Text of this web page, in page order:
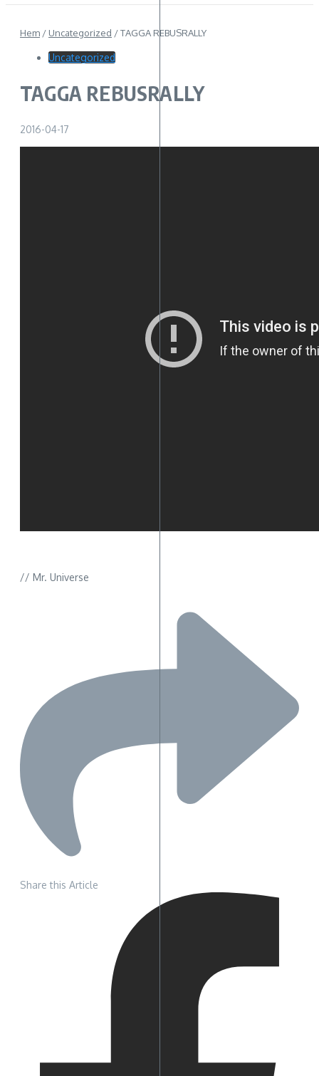
Hem / Uncategorized /TAGGA REBUSRALLY
Uncategorized
TAGGA REBUSRALLY
2016-04-17
// Mr. Universe
Share this Article